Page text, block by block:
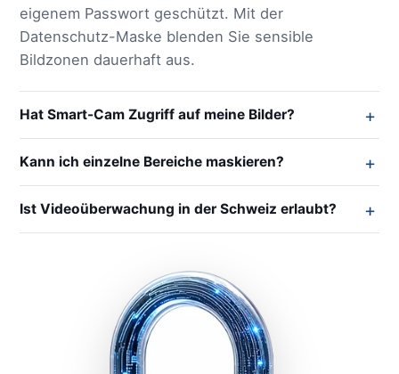
eigenem Passwort geschützt. Mit der
Datenschutz-Maske blenden Sie sensible
Bildzonen dauerhaft aus.
Hat Smart-Cam Zugriff auf meine Bilder?
Kann ich einzelne Bereiche maskieren?
Ist Videoüberwachung in der Schweiz erlaubt?